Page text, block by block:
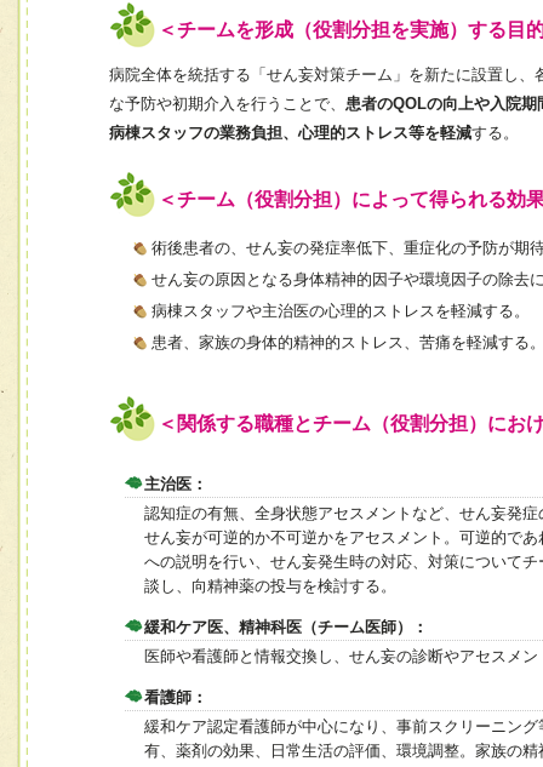
＜チームを形成（役割分担を実施）する目
病院全体を統括する「せん妄対策チーム」を新たに設置し
な予防や初期介入を行うことで、 患者のQOLの向上や入院期
病棟スタッフの業務負担、心理的ストレス等を軽減する。
＜チーム（役割分担）によって得られる効
術後患者の、せん妄の発症率低下、重症化の予防が期
せん妄の原因となる身体精神的因子や環境因子の除去
病棟スタッフや主治医の心理的ストレスを軽減する。
患者、家族の身体的精神的ストレス、苦痛を軽減する
＜関係する職種とチーム（役割分担）にお
主治医：
認知症の有無、全身状態アセスメントなど、せん妄発
せん妄が可逆的か不可逆かをアセスメント。可逆的で
への説明を行い、せん妄発生時の対応、対策について
談し、向精神薬の投与を検討する。
緩和ケア医、精神科医（チーム医師）：
医師や看護師と情報交換し、せん妄の診断やアセスメ
看護師：
緩和ケア認定看護師が中心になり、事前スクリーニン
有、薬剤の効果、日常生活の評価、環境調整。家族の